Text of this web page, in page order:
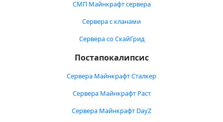
СМП Майнкрафт сервера
Сервера с кланами
Сервера со СкайГрид
Постапокалипсис
Сервера Майнкрафт Сталкер
Сервера Майнкрафт Раст
Сервера Майнкрафт DayZ